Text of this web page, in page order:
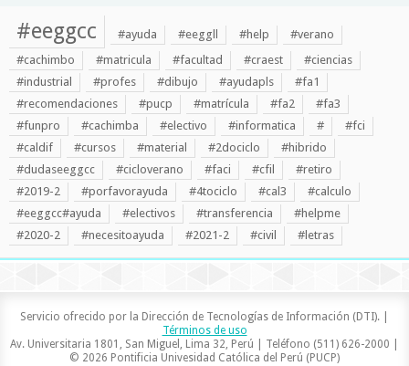
#eeggcc #ayuda #eeggll #help
#verano
#cachimbo
#matricula #facultad #craest
#ciencias
#industrial
#profes #dibujo #ayudapls
#fa1
#recomendaciones
#pucp #matrícula #fa2
#fa3
#funpro
#cachimba #electivo #informatica #
#fci
#caldif
#cursos #material #2dociclo
#hibrido
#dudaseeggcc
#cicloverano #faci #cfil
#retiro
#2019-2
#porfavorayuda #4tociclo #cal3
#calculo
#eeggcc#ayuda
#electivos #transferencia
#helpme
#2020-2
#necesitoayuda #2021-2 #civil #letras
Servicio ofrecido por la Dirección de Tecnologías de Información (DTI). |
Términos de uso
Av. Universitaria 1801, San Miguel, Lima 32, Perú | Teléfono (511) 626-2000 |
© 2026 Pontificia Univesidad Católica del Perú (PUCP)